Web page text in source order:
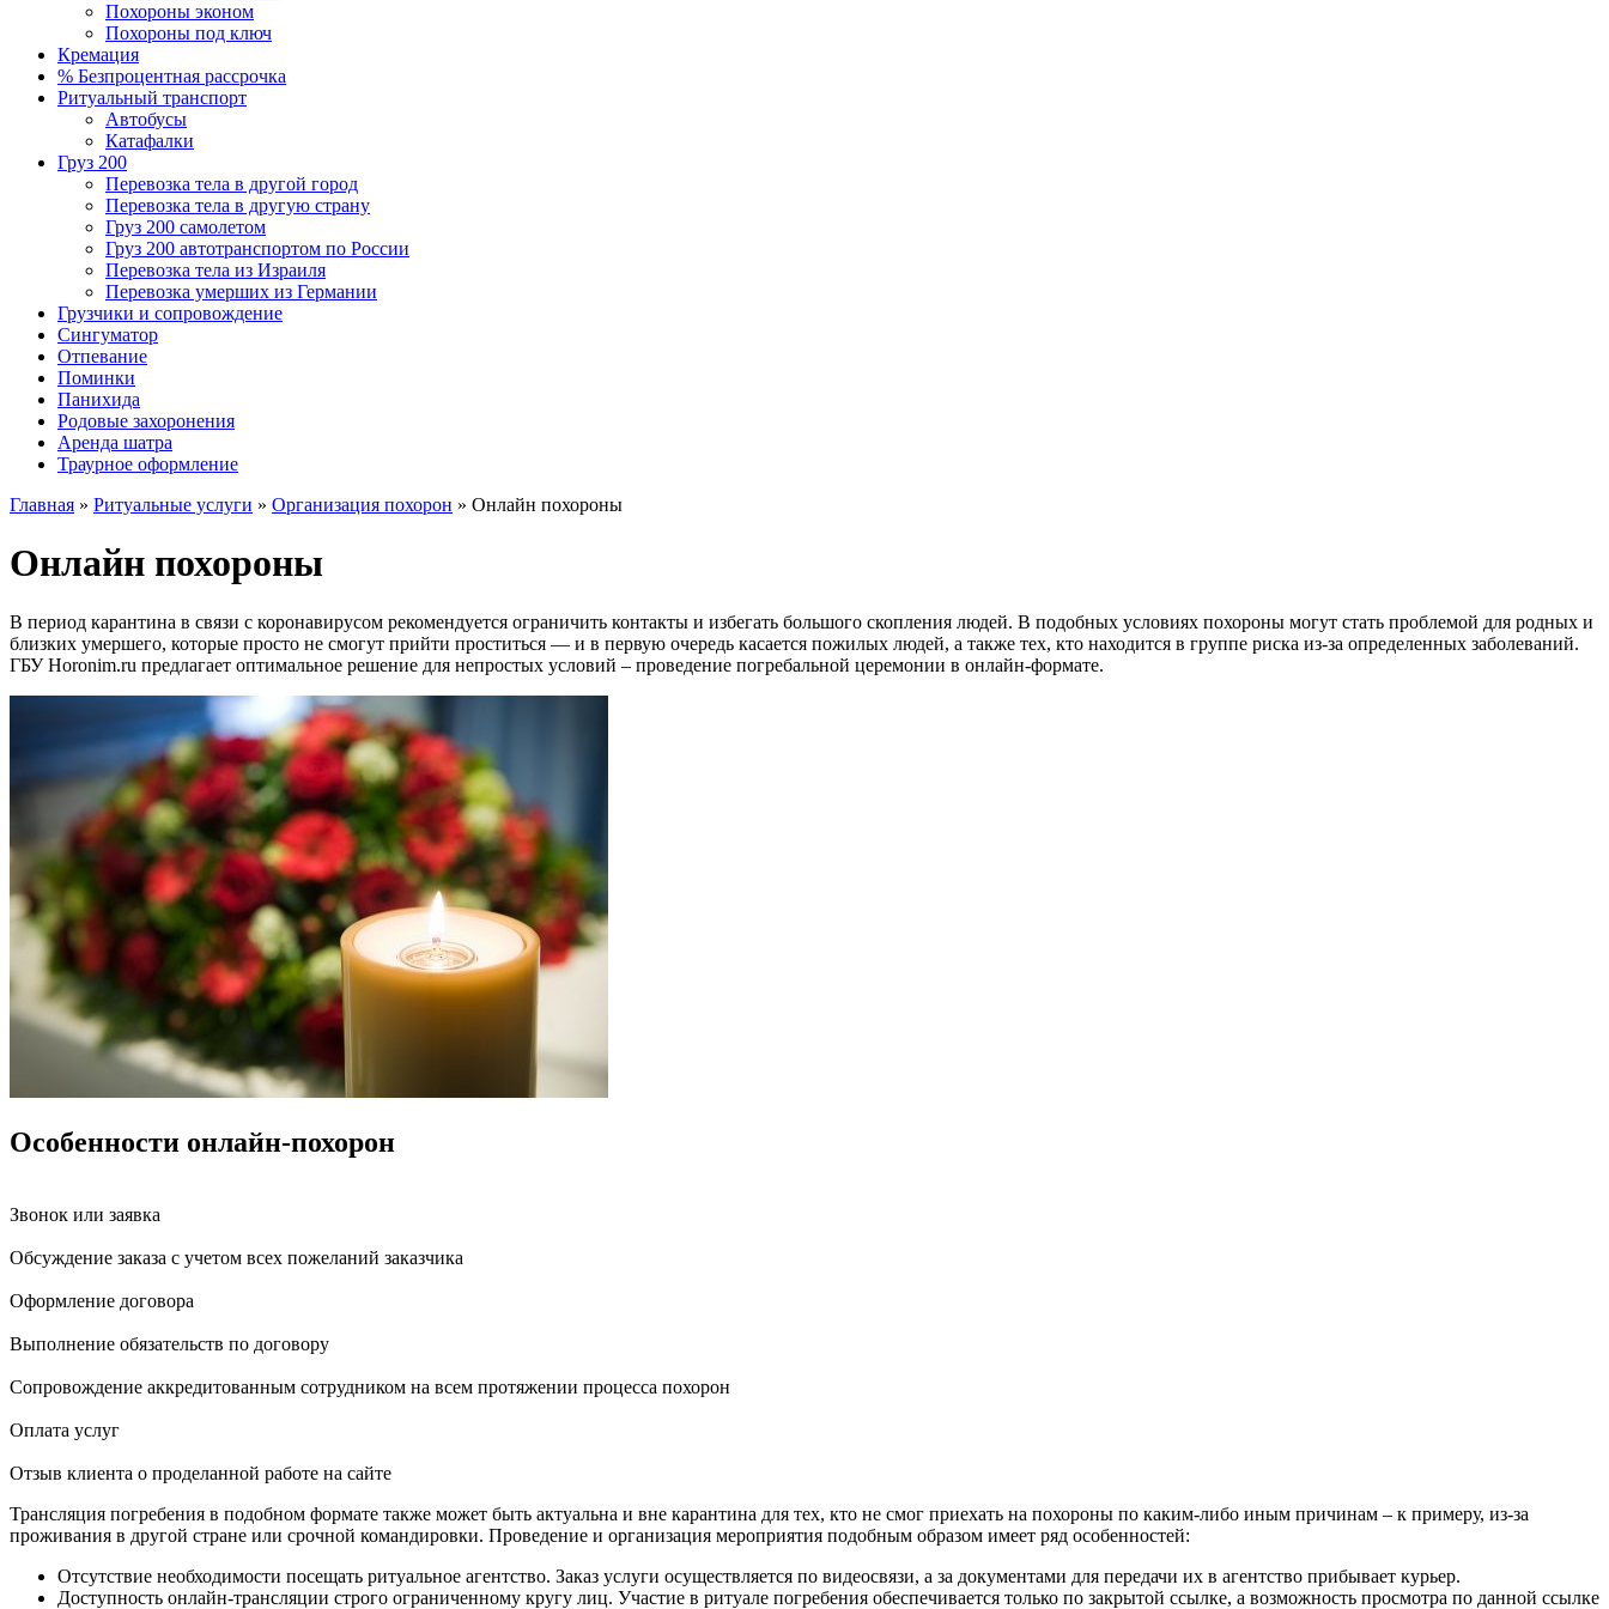
Похороны эконом
Похороны под ключ
Кремация
% Безпроцентная рассрочка
Ритуальный транспорт
Автобусы
Катафалки
Груз 200
Перевозка тела в другой город
Перевозка тела в другую страну
Груз 200 самолетом
Груз 200 автотранспортом по России
Перевозка тела из Израиля
Перевозка умерших из Германии
Грузчики и сопровождение
Сингуматор
Отпевание
Поминки
Панихида
Родовые захоронения
Аренда шатра
Траурное оформление
Главная » Ритуальные услуги » Организация похорон » Онлайн похороны
Онлайн похороны
В период карантина в связи с коронавирусом рекомендуется ограничить контакты и избегать большого скопления людей. В подобных условиях похороны могут стать проблемой для родных и
близких умершего, которые просто не смогут прийти проститься — и в первую очередь касается пожилых людей, а также тех, кто находится в группе риска из-за определенных заболеваний.
ГБУ Horonim.ru предлагает оптимальное решение для непростых условий – проведение погребальной церемонии в онлайн-формате.
Особенности онлайн-похорон
Звонок или заявка
Обсуждение заказа с учетом всех пожеланий заказчика
Оформление договора
Выполнение обязательств по договору
Сопровождение аккредитованным сотрудником на всем протяжении процесса похорон
Оплата услуг
Отзыв клиента о проделанной работе на сайте
Трансляция погребения в подобном формате также может быть актуальна и вне карантина для тех, кто не смог приехать на похороны по каким-либо иным причинам – к примеру, из-за
проживания в другой стране или срочной командировки. Проведение и организация мероприятия подобным образом имеет ряд особенностей:
Отсутствие необходимости посещать ритуальное агентство. Заказ услуги осуществляется по видеосвязи, а за документами для передачи их в агентство прибывает курьер.
Доступность онлайн-трансляции строго ограниченному кругу лиц. Участие в ритуале погребения обеспечивается только по закрытой ссылке, а возможность просмотра по данной ссылке